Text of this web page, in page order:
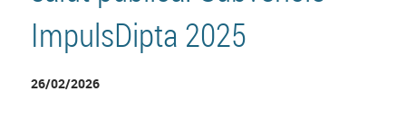
ImpulsDipta 2025
26/02/2026